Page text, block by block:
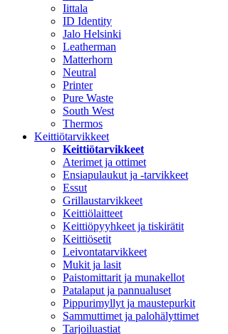
Iittala
ID Identity
Jalo Helsinki
Leatherman
Matterhorn
Neutral
Printer
Pure Waste
South West
Thermos
Keittiötarvikkeet
Keittiötarvikkeet
Aterimet ja ottimet
Ensiapulaukut ja -tarvikkeet
Essut
Grillaustarvikkeet
Keittiölaitteet
Keittiöpyyhkeet ja tiskirätit
Keittiösetit
Leivontatarvikkeet
Mukit ja lasit
Paistomittarit ja munakellot
Patalaput ja pannualuset
Pippurimyllyt ja maustepurkit
Sammuttimet ja palohälyttimet
Tarjoiluastiat